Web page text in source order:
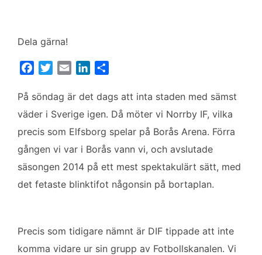
Dela gärna!
c
e
o
o
k
i
t
e
r
a
i
n
k
e
d
I
n
l
a
På söndag är det dags att inta staden med sämst
väder i Sverige igen. Då möter vi Norrby IF, vilka
precis som Elfsborg spelar på Borås Arena. Förra
gången vi var i Borås vann vi, och avslutade
säsongen 2014 på ett mest spektakulärt sätt, med
det fetaste blinktifot någonsin på bortaplan.
Precis som tidigare nämnt är DIF tippade att inte
komma vidare ur sin grupp av Fotbollskanalen. Vi